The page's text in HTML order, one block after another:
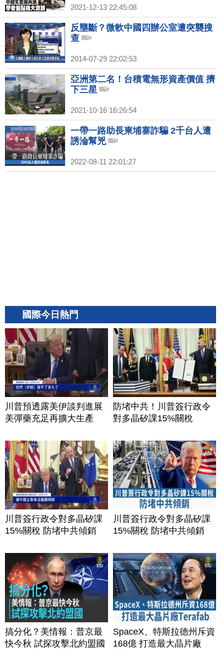
2021-12-13 22:45:08
反壟斷？微軟中國四辦公室遭突襲搜
查
2014-07-29 22:02:53
亞洲第二名！台積電無形資產價值 擠
下三星
2021-10-16 16:26:54
一帶一路助長柬埔寨詐騙 2千台人遭
誘淪幫兇
2022-08-11 22:01:27
國際今日熱門
川普預透露美伊談判進展
美彈藥充足再擴大生產
防堵中共！川普簽行政令
對多晶矽課15%關稅
川普簽行政令對多晶矽課
15%關稅 防堵中共傾銷
川普簽行政令對多晶矽課
15%關稅 防堵中共傾銷
搞分化？美情報：普京最
快今秋 試探攻擊北約盟國
SpaceX、特斯拉德州斥資
168億 打造最大晶片廠